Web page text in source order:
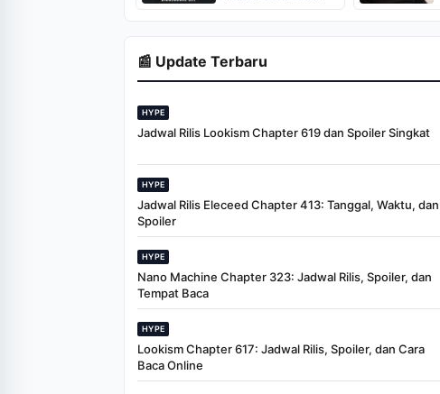
Day, Tayang Juni
2026
📰 Update Terbaru
HYPE
Jadwal Rilis Lookism Chapter 619 dan Spoiler Singkat
HYPE
Jadwal Rilis Eleceed Chapter 413: Tanggal, Waktu, dan
Spoiler
HYPE
Nano Machine Chapter 323: Jadwal Rilis, Spoiler, dan
Tempat Baca
HYPE
Lookism Chapter 617: Jadwal Rilis, Spoiler, dan Cara
Baca Online